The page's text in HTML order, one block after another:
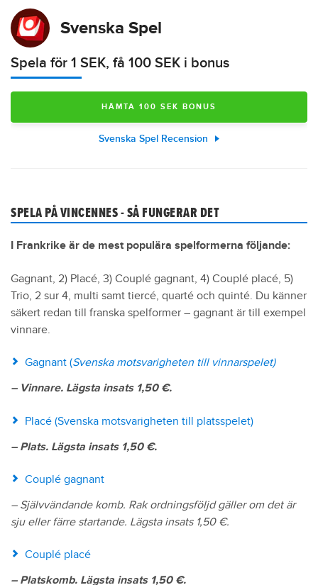
Svenska Spel
Spela för 1 SEK, få 100 SEK i bonus
HÄMTA 100 SEK BONUS
Svenska Spel Recension
SPELA PÅ VINCENNES - SÅ FUNGERAR DET
I Frankrike är de mest populära spelformerna följande:
Gagnant, 2) Placé, 3) Couplé gagnant, 4) Couplé placé, 5)
Trio, 2 sur 4, multi samt tiercé, quarté och quinté. Du känner
säkert redan till franska spelformer – gagnant är till exempel
vinnare.
Gagnant (Svenska motsvarigheten till vinnarspelet)
– Vinnare. Lägsta insats 1,50 €.
Placé (Svenska motsvarigheten till platsspelet)
– Plats. Lägsta insats 1,50 €.
Couplé gagnant
– Självvändande komb. Rak ordningsföljd gäller om det är
sju eller färre startande. Lägsta insats 1,50 €.
Couplé placé
– Platskomb. Lägsta insats 1,50 €.